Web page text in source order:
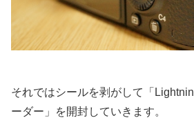
それではシールを剥がして「
ーダー」を開封していきます。